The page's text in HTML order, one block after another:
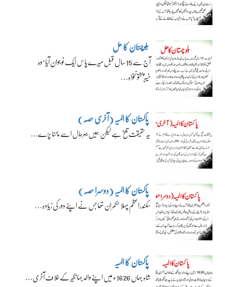
بلوچستان کا حل
آج سے 15 سال قبل میرے پاس ایک نوجوان آیا‘ وہ
خیبرپختونخواہ…
پاکستان کا المیہ (آخری حصہ)
یہ حقیقت تلخ ہے لیکن ہمیں بہرحال اسے ماننا پڑے…
پاکستان کا المیہ (دوسرا حصہ)
سکندراعظم پہلا حکمران تھا جس نے اپنے دور کی زیادہ…
پاکستان کا المیہ
شاہ جہاں 1626ء میں اپنے والد جہانگیر کے خلاف آخری…